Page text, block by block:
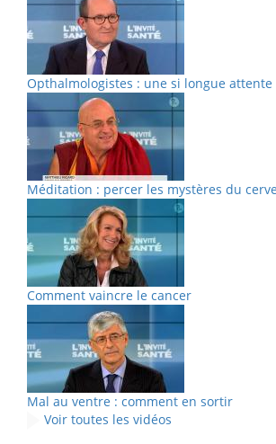
Opthalmologistes : une si longue attente
Méditation : percer les mystères du
Comment vaincre le cancer
Mal au ventre : comment en sortir
Voir toutes les vidéos